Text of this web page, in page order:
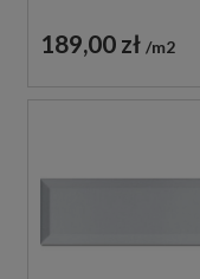
189,00 zł m2